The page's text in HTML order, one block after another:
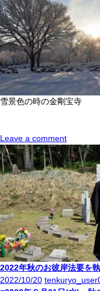
雪景色の時の金剛宝寺
Leave a comment
2022年秋のお彼岸法要を
2022/10/20